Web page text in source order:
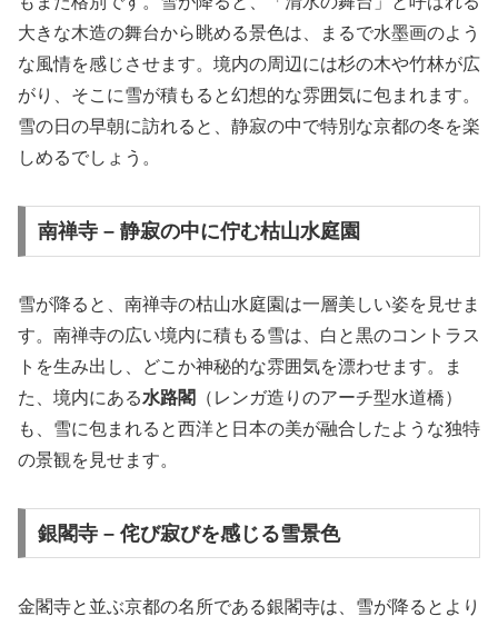
大きな木造の舞台から眺める景色は、まるで水墨画のよう
な風情を感じさせます。境内の周辺には杉の木や竹林が広
がり、そこに雪が積もると幻想的な雰囲気に包まれます。
雪の日の早朝に訪れると、静寂の中で特別な京都の冬を楽
しめるでしょう。
南禅寺 – 静寂の中に佇む枯山水庭園
雪が降ると、南禅寺の枯山水庭園は一層美しい姿を見せま
す。南禅寺の広い境内に積もる雪は、白と黒のコントラス
トを生み出し、どこか神秘的な雰囲気を漂わせます。ま
た、境内にある水路閣
（レンガ造りのアーチ型水道橋）
も、雪に包まれると西洋と日本の美が融合したような独特
の景観を見せます。
銀閣寺 – 侘び寂びを感じる雪景色
金閣寺と並ぶ京都の名所である銀閣寺は、雪が降るとより